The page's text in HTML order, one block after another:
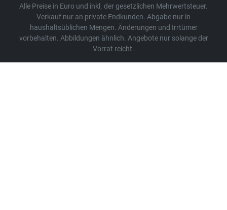
Alle Preise in Euro und inkl. der gesetzlichen Mehrwertsteuer.
Verkauf nur an private Endkunden. Abgabe nur in
haushaltsüblichen Mengen. Änderungen und Irrtümer
vorbehalten. Abbildungen ähnlich. Angebote nur solange der
Vorrat reicht.